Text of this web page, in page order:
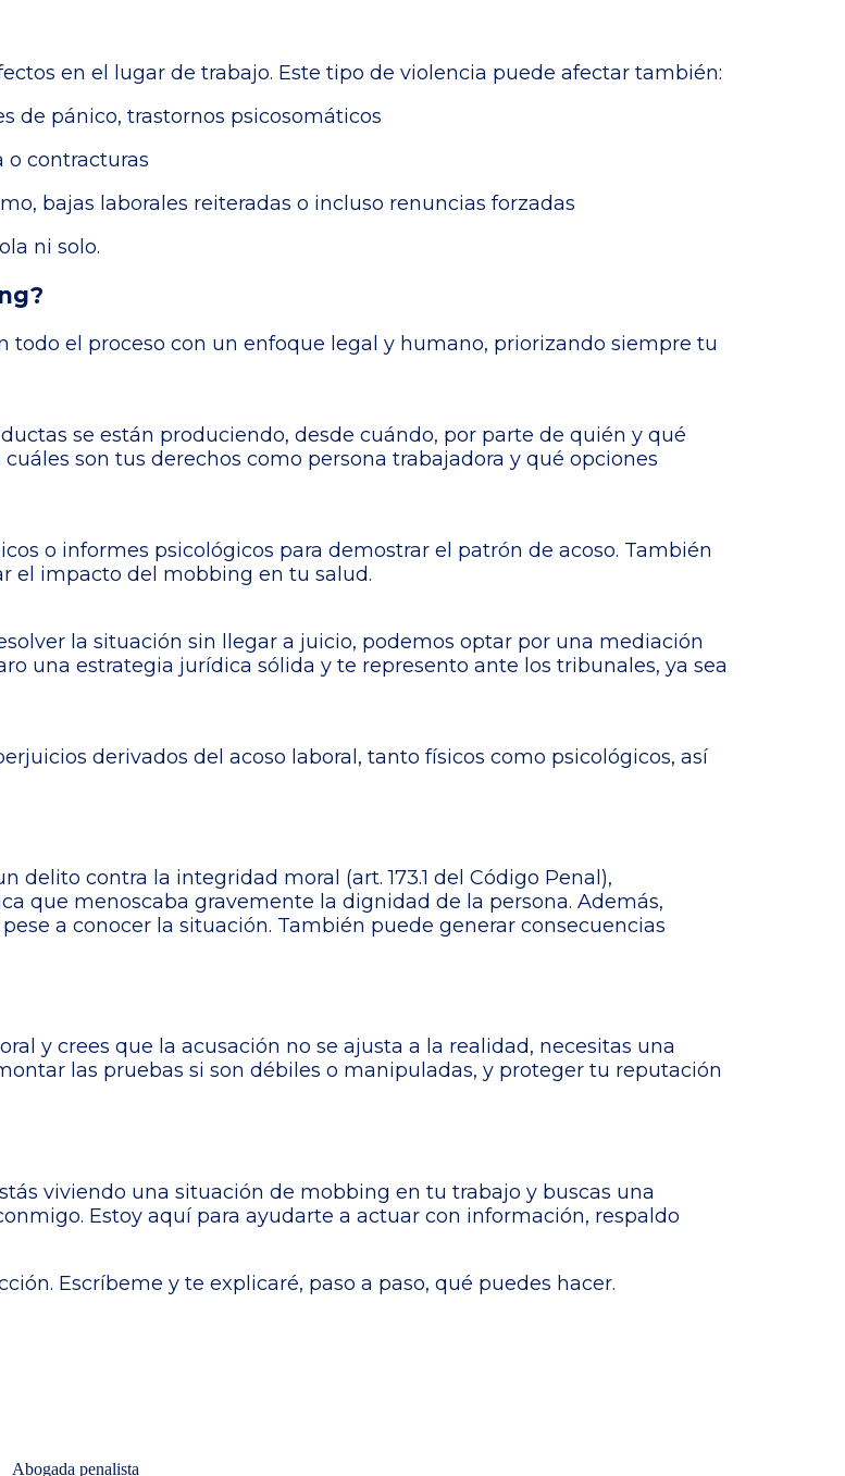
en el lugar de trabajo. Este tipo de violencia puede afectar también:
de pánico, trastornos psicosomáticos
o contracturas
bajas laborales reiteradas o incluso renuncias forzadas
ni solo.
todo el proceso con un enfoque legal y humano, priorizando siempre tu
se están produciendo, desde cuándo, por parte de quién y qué
son tus derechos como persona trabajadora y qué opciones
o informes psicológicos para demostrar el patrón de acoso. También
el impacto del mobbing en tu salud.
la situación sin llegar a juicio, podemos optar por una mediación
una estrategia jurídica sólida y te represento ante los tribunales, ya sea
derivados del acoso laboral, tanto físicos como psicológicos, así
delito contra la integridad moral (art. 173.1 del Código Penal),
que menoscaba gravemente la dignidad de la persona. Además,
a conocer la situación. También puede generar consecuencias
y crees que la acusación no se ajusta a la realidad, necesitas una
las pruebas si son débiles o manipuladas, y proteger tu reputación
viviendo una situación de mobbing en tu trabajo y buscas una
Estoy aquí para ayudarte a actuar con información, respaldo
Escríbeme y te explicaré, paso a paso, qué puedes hacer.